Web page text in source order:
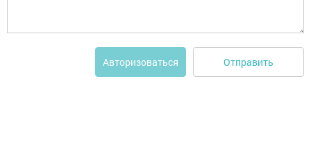
Авторизоваться Отправить